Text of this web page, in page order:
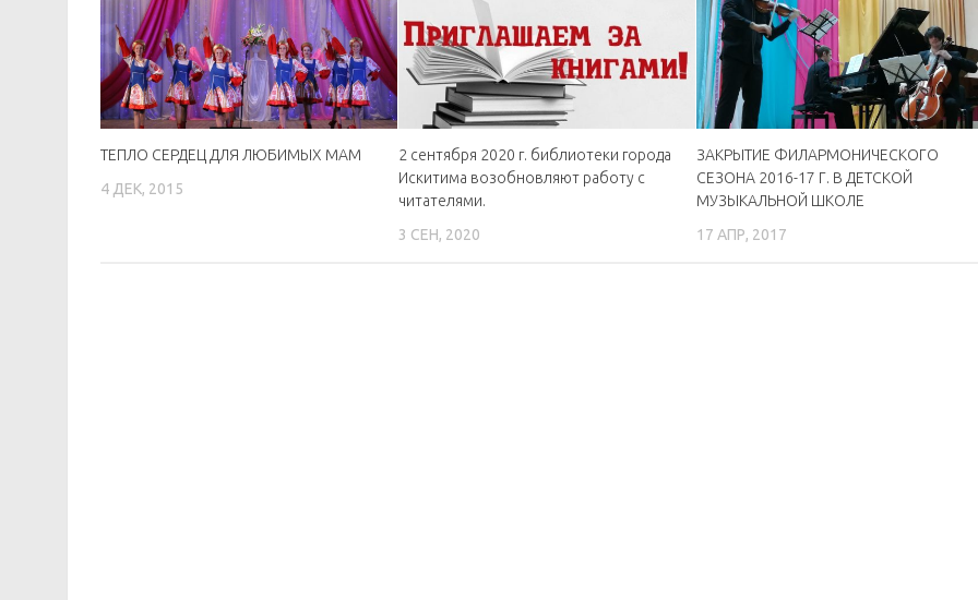
ТЕПЛО СЕРДЕЦ ДЛЯ ЛЮБИМЫХ МАМ
4 ДЕК, 2015
2 сентября 2020 г. библиотеки города
Искитима возобновляют работу с
читателями.
3 СЕН, 2020
ЗАКРЫТИЕ ФИЛАРМОНИЧЕСКОГО
СЕЗОНА 2016-17 Г. В ДЕТСКОЙ
МУЗЫКАЛЬНОЙ ШКОЛЕ
17 АПР, 2017